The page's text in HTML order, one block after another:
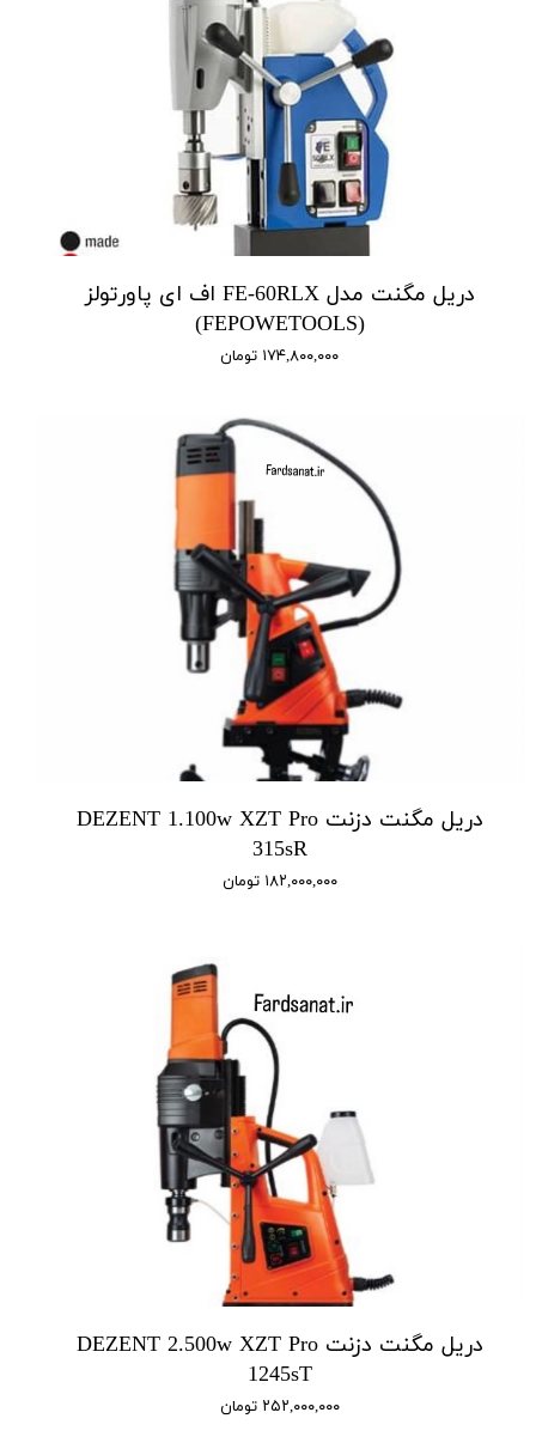
دریل مگنت مدل FE-60RLX اف ای پاورتولز
(FEPOWETOOLS)
۱۷۴,۸۰۰,۰۰۰ تومان
دریل مگنت دزنت DEZENT 1.100w XZT Pro
315sR
۱۸۲,۰۰۰,۰۰۰ تومان
دریل مگنت دزنت DEZENT 2.500w XZT Pro
1245sT
۲۵۲,۰۰۰,۰۰۰ تومان